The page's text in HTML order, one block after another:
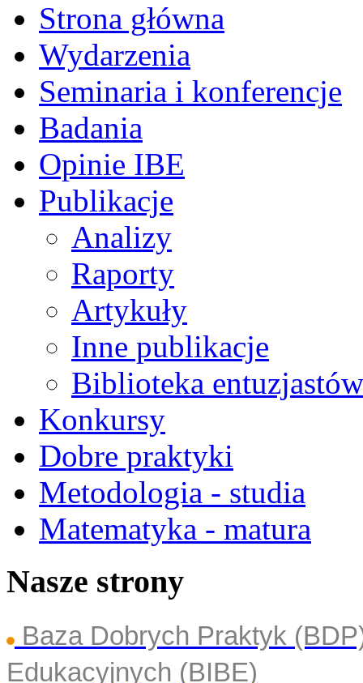
Strona główna
Wydarzenia
Seminaria i konferencje
Badania
Opinie IBE
Publikacje
Analizy
Raporty
Artykuły
Inne publikacje
Biblioteka
Konkursy
Dobre praktyki
Metodologia - studia
Matematyka - matura
Nasze strony
Baza Dobrych Praktyk
Edukacyjnych (BIBE)